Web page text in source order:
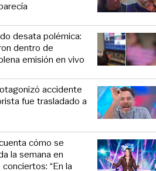
desata polémica:
dentro de
emisión en vivo
accidente
fue trasladado a
cómo se
la semana en
“En la